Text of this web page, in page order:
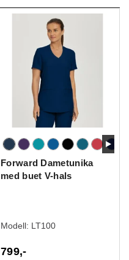
Forward Dametunika
med buet V-hals
Modell: LT100
799,-